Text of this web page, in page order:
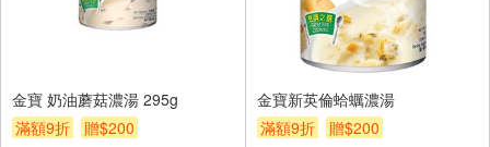
金寶 奶油蘑菇濃湯 295g
滿額9折
贈$200
金寶新英倫蛤蠣濃湯
滿額9折
贈$200